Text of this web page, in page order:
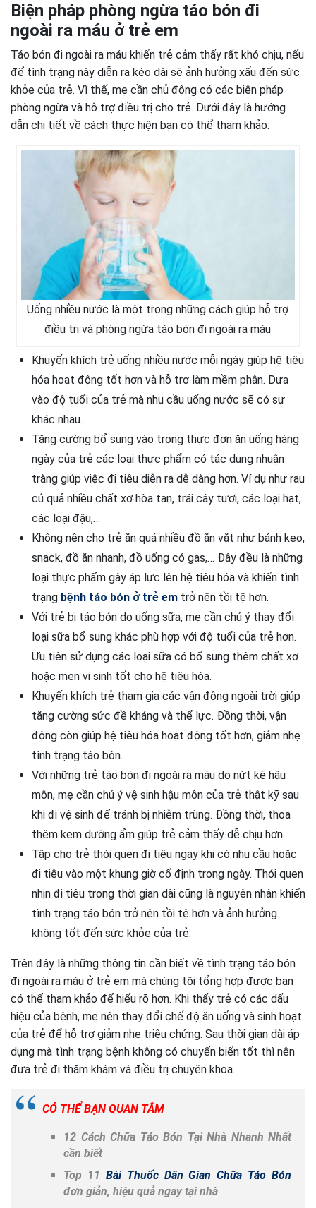
Biện pháp phòng ngừa táo bón đi
ngoài ra máu ở trẻ em
Táo bón đi ngoài ra máu khiến trẻ cảm thấy rất khó chịu, nếu
để tình trạng này diễn ra kéo dài sẽ ảnh hưởng xấu đến sức
khỏe của trẻ. Vì thế, mẹ cần chủ động có các biện pháp
phòng ngừa và hỗ trợ điều trị cho trẻ. Dưới đây là hướng
dẫn chi tiết về cách thực hiện bạn có thể tham khảo:
Uống nhiều nước là một trong những cách giúp hỗ trợ
điều trị và phòng ngừa táo bón đi ngoài ra máu
Khuyến khích trẻ uống nhiều nước mỗi ngày giúp hệ tiêu
hóa hoạt động tốt hơn và hỗ trợ làm mềm phân. Dựa
vào độ tuổi của trẻ mà nhu cầu uống nước sẽ có sự
khác nhau.
Tăng cường bổ sung vào trong thực đơn ăn uống hàng
ngày của trẻ các loại thực phẩm có tác dụng nhuận
tràng giúp việc đi tiêu diễn ra dễ dàng hơn. Ví dụ như rau
củ quả nhiều chất xơ hòa tan, trái cây tươi, các loại hạt,
các loại đậu,…
Không nên cho trẻ ăn quá nhiều đồ ăn vặt như bánh kẹo,
snack, đồ ăn nhanh, đồ uống có gas,… Đây đều là những
loại thực phẩm gây áp lực lên hệ tiêu hóa và khiến tình
trạng bệnh táo bón ở trẻ em trở nên tồi tệ hơn.
Với trẻ bị táo bón do uống sữa, mẹ cần chú ý thay đổi
loại sữa bổ sung khác phù hợp với độ tuổi của trẻ hơn.
Ưu tiên sử dụng các loại sữa có bổ sung thêm chất xơ
hoặc men vi sinh tốt cho hệ tiêu hóa.
Khuyến khích trẻ tham gia các vận động ngoài trời giúp
tăng cường sức đề kháng và thể lực. Đồng thời, vận
động còn giúp hệ tiêu hóa hoạt động tốt hơn, giảm nhẹ
tình trạng táo bón.
Với những trẻ táo bón đi ngoài ra máu do nứt kẽ hậu
môn, mẹ cần chú ý vệ sinh hậu môn của trẻ thật kỹ sau
khi đi vệ sinh để tránh bị nhiễm trùng. Đồng thời, thoa
thêm kem dưỡng ẩm giúp trẻ cảm thấy dễ chịu hơn.
Tập cho trẻ thói quen đi tiêu ngay khi có nhu cầu hoặc
đi tiêu vào một khung giờ cố định trong ngày. Thói quen
nhịn đi tiêu trong thời gian dài cũng là nguyên nhân khiến
tình trạng táo bón trở nên tồi tệ hơn và ảnh hưởng
không tốt đến sức khỏe của trẻ.
Trên đây là những thông tin cần biết về tình trạng táo bón
đi ngoài ra máu ở trẻ em mà chúng tôi tổng hợp được bạn
có thể tham khảo để hiểu rõ hơn. Khi thấy trẻ có các dấu
hiệu của bệnh, mẹ nên thay đổi chế độ ăn uống và sinh hoạt
của trẻ để hỗ trợ giảm nhẹ triệu chứng. Sau thời gian dài áp
dụng mà tình trạng bệnh không có chuyển biến tốt thì nên
đưa trẻ đi thăm khám và điều trị chuyên khoa.
CÓ THỂ BẠN QUAN TÂM
12 Cách Chữa Táo Bón Tại Nhà Nhanh Nhất
cần biết
Top 11 Bài Thuốc Dân Gian Chữa Táo Bón
đơn giản, hiệu quả ngay tại nhà